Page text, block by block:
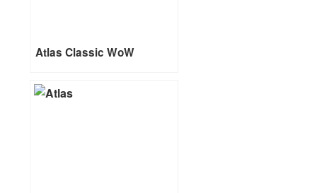
Atlas Classic WoW